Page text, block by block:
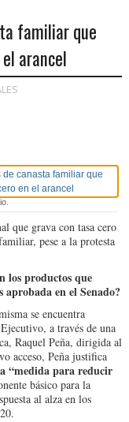
familiar que
arancel
que grava con tasa cero
pese a la protesta
los productos que
aprobada en el Senado?
se encuentra
a través de una
Raquel Peña, dirigida al
acceso, Peña justifica
“medida para reducir
básico para la
al alza en los